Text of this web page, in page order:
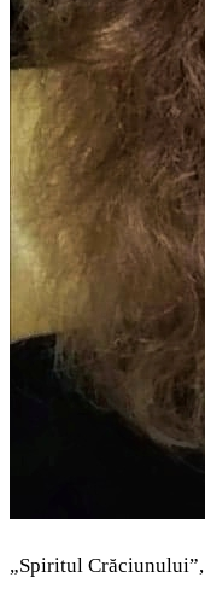
„Spiritul